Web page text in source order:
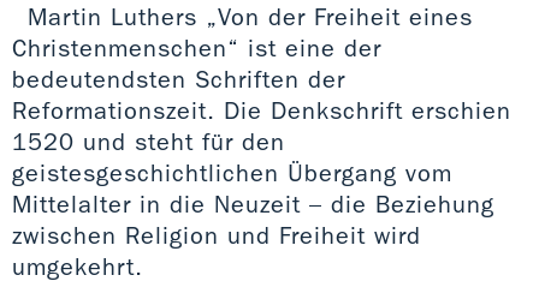
Martin Luthers „Von der Freiheit eines
Christenmenschen“ ist eine der
bedeutendsten Schriften der
Reformationszeit. Die Denkschrift erschien
1520 und steht für den
geistesgeschichtlichen Übergang vom
Mittelalter in die Neuzeit – die Beziehung
zwischen Religion und Freiheit wird
umgekehrt.